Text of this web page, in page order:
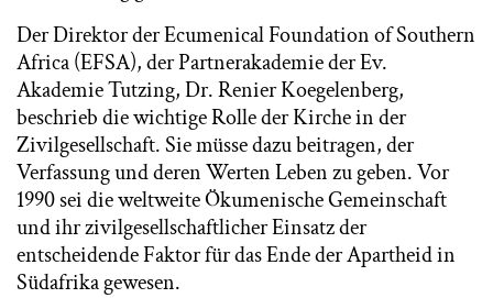
Der Direktor der Ecumenical Foundation of Southern
Africa (EFSA), der Partnerakademie der Ev.
Akademie Tutzing, Dr. Renier Koegelenberg,
beschrieb die wichtige Rolle der Kirche in der
Zivilgesellschaft. Sie müsse dazu beitragen, der
Verfassung und deren Werten Leben zu geben. Vor
1990 sei die weltweite Ökumenische Gemeinschaft
und ihr zivilgesellschaftlicher Einsatz der
entscheidende Faktor für das Ende der Apartheid in
Südafrika gewesen.